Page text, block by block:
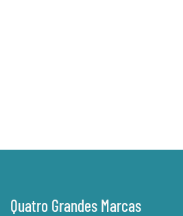
Quatro Grandes Marcas